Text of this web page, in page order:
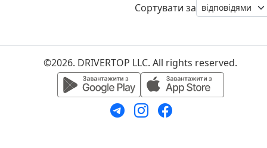
Сортувати за
©2026. DRIVERTOP LLC. All rights reserved.